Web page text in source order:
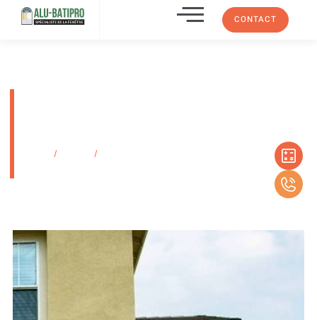
CONTACT
/ /
Porte de garage sectionnelle Miami avec ouverture